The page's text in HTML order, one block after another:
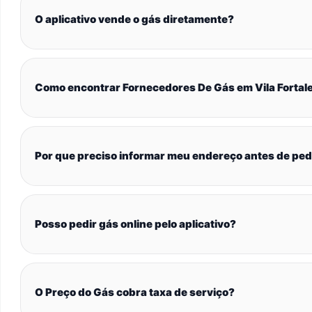
O aplicativo vende o gás diretamente?
Como encontrar Fornecedores De Gás em Vila
Por que preciso informar meu endereço antes de
Posso pedir gás online pelo aplicativo?
O Preço do Gás cobra taxa de serviço?